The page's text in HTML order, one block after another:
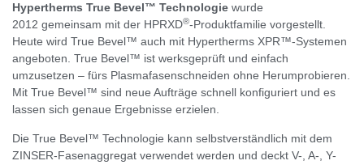
Hypertherms True Bevel™ Technologie wurde
2012 gemeinsam mit der HPRXD®-Produktfamilie vorgestellt.
Heute wird True Bevel™ auch mit Hypertherms XPR™-Systemen
angeboten. True Bevel™ ist werksgeprüft und einfach
umzusetzen – fürs Plasmafasenschneiden ohne Herumprobieren.
Mit True Bevel™ sind neue Aufträge schnell konfiguriert und es
lassen sich genaue Ergebnisse erzielen.
Die True Bevel™ Technologie kann selbstverständlich mit dem
ZINSER-Fasenaggregat verwendet werden und deckt V-, A-, Y-